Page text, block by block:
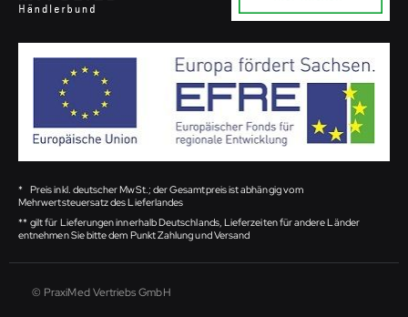
* Preis inkl. deutscher MwSt.; der Gesamtpreis ist abhängig vom
Mehrwertsteuersatz des Lieferlandes
** gilt für Lieferungen innerhalb Deutschlands, Lieferzeiten für andere Länder
entnehmen Sie bitte dem Punkt Zahlung und Versand
© PraxiMed Vertriebs GmbH